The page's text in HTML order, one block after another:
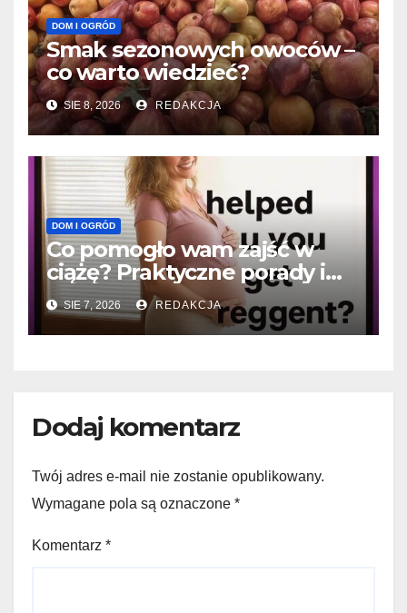
DOM I OGRÓD
Smak sezonowych owoców –
co warto wiedzieć?
SIE 8, 2026 REDAKCJA
DOM I OGRÓD
Co pomogło wam zajść w
ciążę? Praktyczne porady i
historie sukcesu
SIE 7, 2026 REDAKCJA
Dodaj komentarz
Twój adres e-mail nie zostanie opublikowany.
Wymagane pola są oznaczone *
Komentarz *